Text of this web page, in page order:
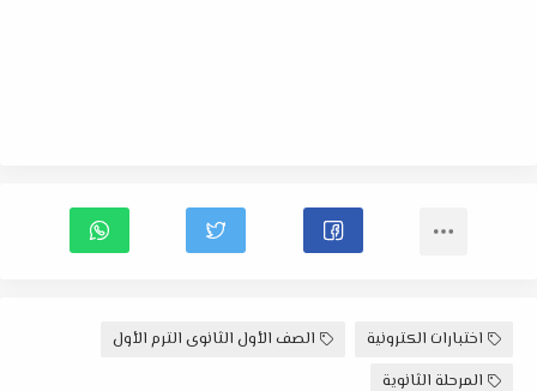
اختبارات الكترونية
الصف الأول الثانوى الترم الأول
المرحلة الثانوية